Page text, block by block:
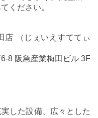
ください。
店 （じぇいえすててぃ
8 阪急産業梅田ビル 3F
した設備、広々とした